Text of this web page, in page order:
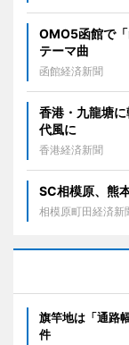
OMO5函館で
テーマ曲
函館経済新聞
香港・九龍塘
代風に
香港経済新聞
SC相模原、熊
相模原町田経済新
旗竿地は「通路
件